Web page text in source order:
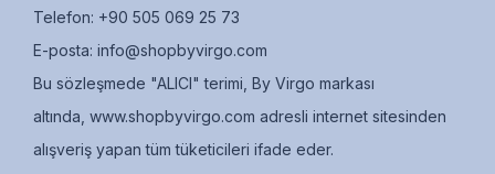
Telefon: +90 505 069 25 73
E-posta: info@shopbyvirgo.com
Bu sözleşmede "ALICI" terimi, By Virgo markası
altında, www.shopbyvirgo.com adresli internet sitesinden
alışveriş yapan tüm tüketicileri ifade eder.